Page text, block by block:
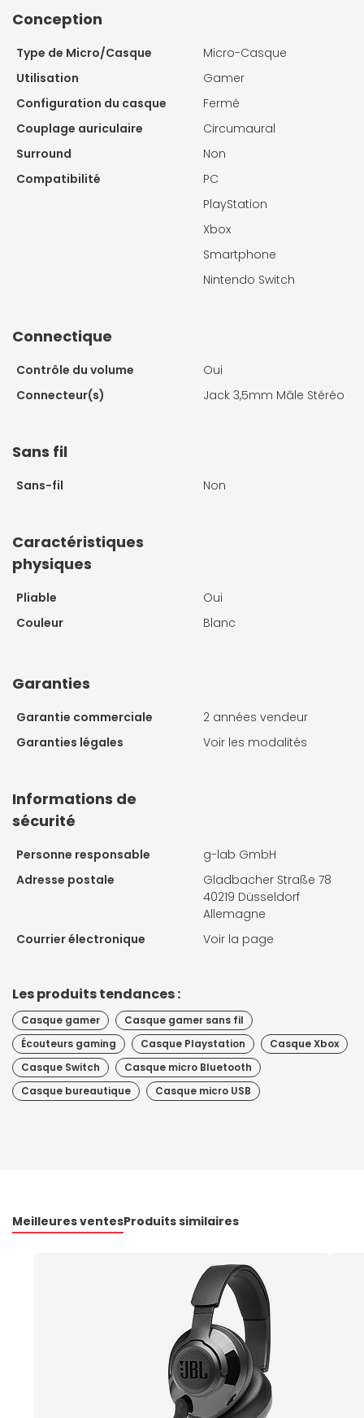
Conception
Type de Micro/Casque
Micro-Casque
Utilisation
Gamer
Configuration du casque
Fermé
Couplage auriculaire
Circumaural
Surround
Non
Compatibilité
PC
PlayStation
Xbox
Smartphone
Nintendo Switch
Connectique
Contrôle du volume
Oui
Connecteur(s)
Jack 3,5mm Mâle Stéréo
Sans fil
Sans-fil Non
Caractéristiques
physiques
Pliable
Oui
Couleur
Blanc
Garanties
Garantie commerciale
2 années vendeur
Garanties légales
Voir les modalités
Informations de
sécurité
Personne responsable
g-lab GmbH
Adresse postale
Gladbacher Straße 78
40219 Düsseldorf
Allemagne
Courrier électronique
Voir la page
Les produits tendances :
Casque gamer
Casque gamer sans fil
Écouteurs gaming
Casque Playstation
Casque Xbox
Casque Switch
Casque micro Bluetooth
Casque bureautique
Casque micro USB
Meilleures ventesProduits similaires